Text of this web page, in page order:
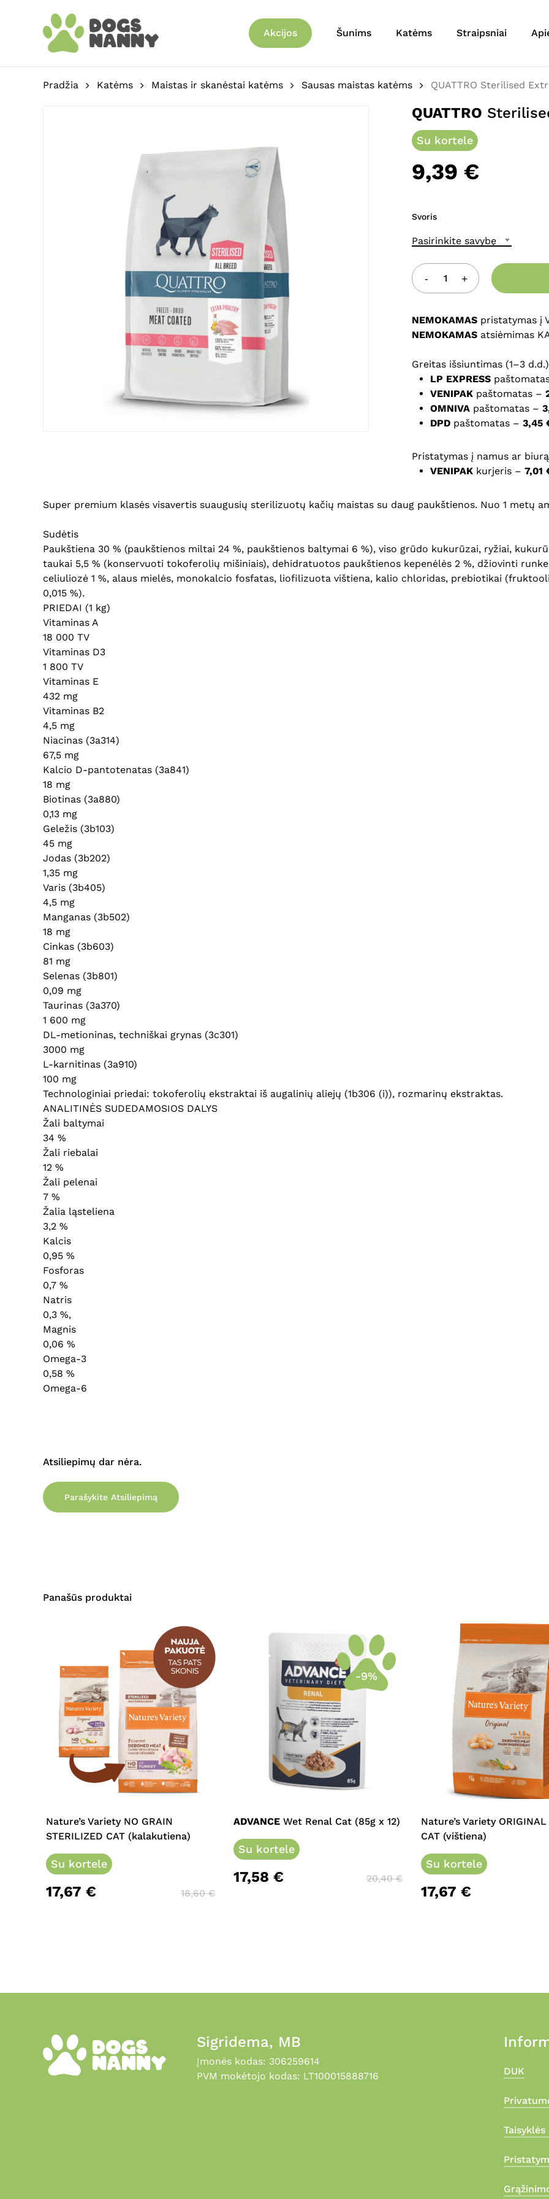
Akcijos Šunims Katėms Straipsniai
Pradžia Katėms Maistas ir skanėstai katėms Sausas maistas katėms QUATTRO Sterilised
QUATTRO
Su kortele
9,39 €
Svoris
Pasirinkite savybę
NEMOKAMAS pristatymas į
NEMOKAMAS atsiėmimas
Greitas išsiuntimas (1–3
LP EXPRESS
VENIPAK paštomatas –
OMNIVA paštomatas –
DPD paštomatas – 3,45
Pristatymas į namus ar
VENIPAK kurjeris – 7,01
Super premium klasės visavertis suaugusių sterilizuotų kačių maistas su daug paukštienos. Nuo 1 metų
Sudėtis
Paukštiena 30 % (paukštienos miltai 24 %, paukštienos baltymai 6 %), viso grūdo kukurūzai, ryžiai,
taukai 5,5 % (konservuoti tokoferolių mišiniais), dehidratuotos paukštienos kepenėlės 2 %, džiovinti
celiuliozė 1 %, alaus mielės, monokalcio fosfatas, liofilizuota vištiena, kalio chloridas, prebiotikai
0,015 %).
PRIEDAI (1 kg)
Vitaminas A
18 000 TV
Vitaminas D3
1 800 TV
Vitaminas E
432 mg
Vitaminas B2
4,5 mg
Niacinas (3a314)
67,5 mg
Kalcio D-pantotenatas (3a841)
18 mg
Biotinas (3a880)
0,13 mg
Geležis (3b103)
45 mg
Jodas (3b202)
1,35 mg
Varis (3b405)
4,5 mg
Manganas (3b502)
18 mg
Cinkas (3b603)
81 mg
Selenas (3b801)
0,09 mg
Taurinas (3a370)
1 600 mg
DL-metioninas, techniškai grynas (3c301)
3000 mg
L-karnitinas (3a910)
100 mg
Technologiniai priedai: tokoferolių ekstraktai iš augalinių aliejų (1b306 (i)), rozmarinų ekstraktas.
ANALITINĖS SUDEDAMOSIOS DALYS
Žali baltymai
34 %
Žali riebalai
12 %
Žali pelenai
7 %
Žalia ląsteliena
3,2 %
Kalcis
0,95 %
Fosforas
0,7 %
Natris
0,3 %,
Magnis
0,06 %
Omega-3
0,58 %
Omega-6
Atsiliepimų dar nėra.
Parašykite Atsiliepimą
Panašūs produktai
multiple
variants.
options
may
be
Nature’s Variety NO GRAIN
STERILIZED CAT (kalakutiena)
Su kortele
17,67 € 18,60€
-9%
ADVANCE Wet Renal Cat (85g x 12)
Su kortele
17,58 € 20,40€
product
multiple
variants.
options
may
be
Nature’s Variety ORIGINAL
CAT (vištiena)
Su kortele
17,67 €
Sigridema, MB
Įmonės kodas: 306259614
PVM mokėtojo kodas: LT100015888716
DUK
Būkite pirmas aprašęs
Jūsų įvertinimas*
Jūsų atsiliepimas*
Pavadinimas*
Noriu savo interneto
komentarą.